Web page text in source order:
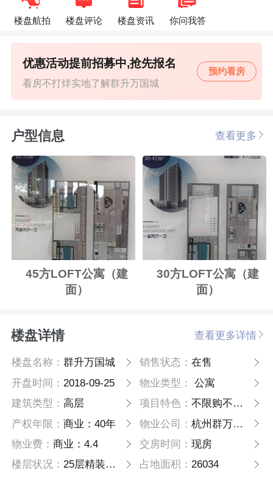
楼盘航拍 楼盘评论 楼盘资讯 你问我答
看房不打烊实地了解群升万国城
优惠活动提前招募中,抢先报名
预约看房
户型信息 查看更多
45方LOFT公寓（建
面）
30方LOFT公寓（建
面）
楼盘详情 查看更多详情
楼盘名称：群升万国城 销售状态： 在售
开盘时间： 2018-09-25 物业类型：
公寓
建筑类型：高层 项目特色： 不限购不限贷
产权年限：商业：40年 物业公司： 杭州群万置业有限公司
物业费：商业：4.4 交房时间： 现房
楼层状况：25层精装修高层 占地面积： 26034